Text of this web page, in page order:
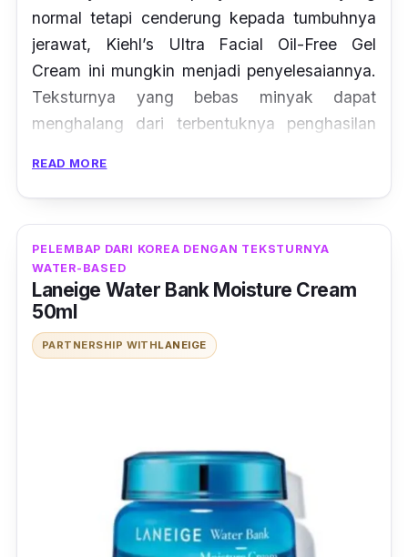
normal tetapi cenderung kepada tumbuhnya
jerawat, Kiehl’s Ultra Facial Oil-Free Gel
Cream ini mungkin menjadi penyelesaiannya.
Teksturnya yang bebas minyak dapat
menghalang dari terbentuknya penghasilan
bebas paraben dan pewangi tiruan.
Dengan ekstrak Cylindrica Root, Antarcticine
dan Cucumber, krim pelembap ini juga dapat
melindungi kulit anda dari pencemaran udara.
READ MORE
PELEMBAP DARI KOREA DENGAN TEKSTURNYA
WATER-BASED
Laneige Water Bank Moisture Cream
50ml
PARTNERSHIP WITHLANEIGE